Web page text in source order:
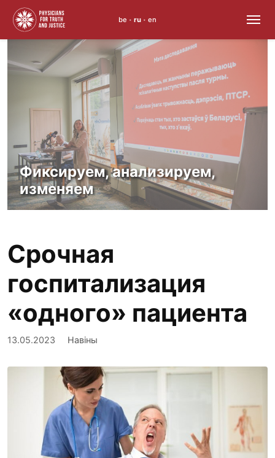
to
content
be • ru • en
Фиксируем, анализируем,
изменяем
Срочная
госпитализация
«одного» пациента
13.05.2023 Навіны